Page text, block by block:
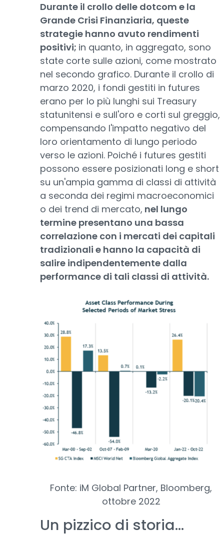
Durante il crollo delle dotcom e la
Grande Crisi Finanziaria, queste
strategie hanno avuto rendimenti
positivi; in quanto, in aggregato, sono
state corte sulle azioni, come mostrato
nel secondo grafico. Durante il crollo di
marzo 2020, i fondi gestiti in futures
erano per lo più lunghi sui Treasury
statunitensi e sull'oro e corti sul greggio,
compensando l'impatto negativo del
loro orientamento di lungo periodo
verso le azioni. Poiché i futures gestiti
possono essere posizionati long e short
su un'ampia gamma di classi di attività
a seconda dei regimi macroeconomici
o dei trend di mercato, nel lungo
termine presentano una bassa
correlazione con i mercati dei capitali
tradizionali e hanno la capacità di
salire indipendentemente dalla
performance di tali classi di attività.
Fonte: iM Global Partner, Bloomberg,
ottobre 2022
Un pizzico di storia…